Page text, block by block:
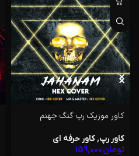
کاور خام رپ گنگ خشن به نام
کاور رپ,کاور حرفه ای